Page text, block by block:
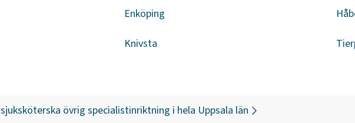
Enköping
Knivsta
sjuksköterska övrig specialistinriktning i hela Uppsala län